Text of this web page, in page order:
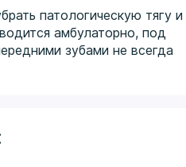
патологическую тягу и
амбулаторно, под
зубами не всегда